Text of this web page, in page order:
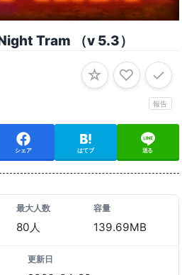
Tram （v 5․3）
報告
☆ ♡ ✓
シェア はてブ 送る
最大人数
80人
容量
139.69MB
更新日